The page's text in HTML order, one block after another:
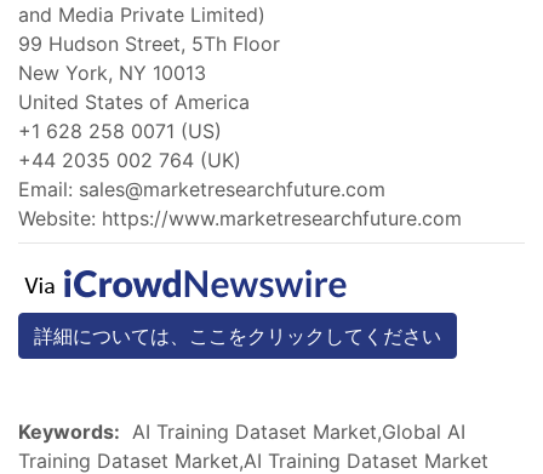
and Media Private Limited)
99 Hudson Street, 5Th Floor
New York, NY 10013
United States of America
+1 628 258 0071 (US)
+44 2035 002 764 (UK)
Email: sales@marketresearchfuture.com
Website: https://www.marketresearchfuture.com
詳細については、ここをクリックしてください
Keywords: AI Training Dataset Market,Global AI
Training Dataset Market,AI Training Dataset Market